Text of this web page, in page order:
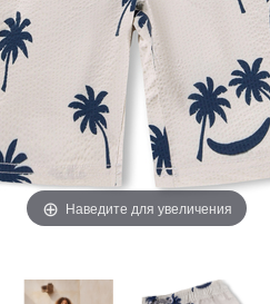
Наведите для увеличения